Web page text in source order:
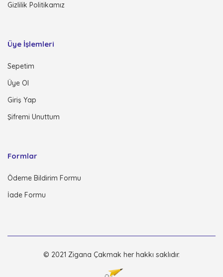
Gizlilik Politikamız
Üye İşlemleri
Sepetim
Üye Ol
Giriş Yap
Şifremi Unuttum
Formlar
Ödeme Bildirim Formu
İade Formu
© 2021 Zigana Çakmak her hakkı saklıdır.